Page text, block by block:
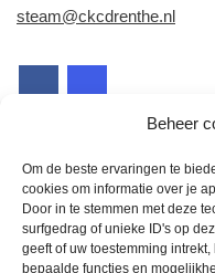
Beheer
Om de beste ervaringen te
cookies om informatie over je
Door in te stemmen met deze
surfgedrag of unieke ID's op
geeft of uw toestemming
bepaalde functies en
steam@ckcdrenthe.nl
Snel naar
Home